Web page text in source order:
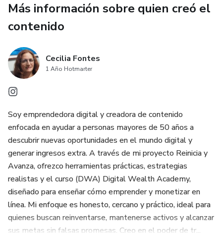
Todo está al alcance de tu mano, accesible cuando lo
necesites.
5. Ideal para cualquier nivel:
organizarse desde el inicio.
Imprescindible para expertas que buscan llevar un control
profesional de sus creaciones.
---
Beneficios principales
Ahorra tiempo y evita frustraciones.
Más información sobre quien creó el
contenido
Cecilia Fontes
1 Año Hotmarter
Soy emprendedora digital y creadora de contenido
enfocada en ayudar a personas mayores de 50 años a
descubrir nuevas oportunidades en el mundo digital y
generar ingresos extra. A través de mi proyecto Reinicia y
Avanza, ofrezco herramientas prácticas, estrategias
realistas y el curso (DWA) Digital Wealth Academy,
diseñado para enseñar cómo emprender y monetizar en
línea. Mi enfoque es honesto, cercano y práctico, ideal para
quienes buscan reinventarse, mantenerse activos y alcanzar
sus metas sin falsas promesas. Creo en el poder de tr...